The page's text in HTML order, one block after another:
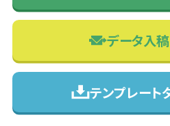
データ入
テンプレート